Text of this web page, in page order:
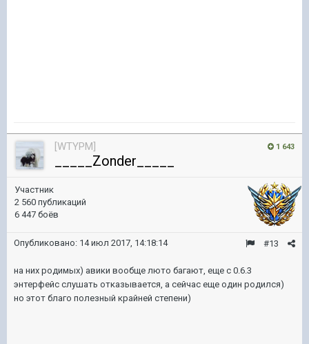
1 643
[WTYPM]
_____Zonder_____
Участник
2 560 публикаций
6 447 боёв
#13
Опубликовано: 14 июл 2017, 14:18:14
на них родимых) авики вообще люто багают, еще с 0.6.3
энтерфейс слушать отказывается, а сейчас еще один родился)
но этот благо полезный крайней степени)